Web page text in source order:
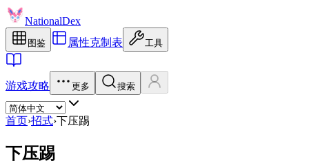
NationalDex
图鉴 属性克制表 工具
游戏攻略 更多 搜索
首页›招式›下压踢
下压踢